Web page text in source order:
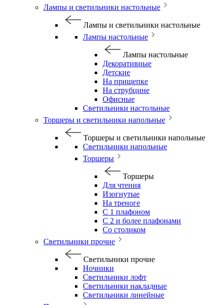
Лампы и светильники настольные
Лампы и светильники настольные
Лампы настольные
Лампы настольные
Декоративные
Детские
На прищепке
На струбцине
Офисные
Светильники настольные
Торшеры и светильники напольные
Торшеры и светильники напольные
Светильники напольные
Торшеры
Торшеры
Для чтения
Изогнутые
На треноге
С 1 плафоном
С 2 и более плафонами
Со столиком
Светильники прочие
Светильники прочие
Ночники
Светильники лофт
Светильники накладные
Светильники линейные